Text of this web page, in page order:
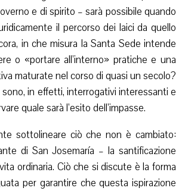
e di spirito – sarà possibile quando
il percorso dei laici da quello
in che misura la Santa Sede intende
o «portare all’interno» pratiche e una
maturate nel corso di quasi un secolo?
in effetti, interrogativi interessanti e
quale sarà l’esito dell’impasse.
sottolineare ciò che non è cambiato:
di San Josemaría – la santificazione
ordinaria. Ciò che si discute è la forma
per garantire che questa ispirazione